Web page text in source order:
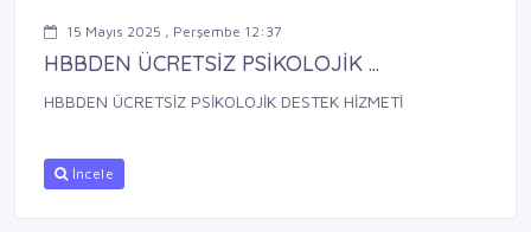
15 Mayıs 2025 , Perşembe 12:37
HBBDEN ÜCRETSİZ PSİKOLOJİK ...
HBBDEN ÜCRETSİZ PSİKOLOJİK DESTEK HİZMETİ
İncele